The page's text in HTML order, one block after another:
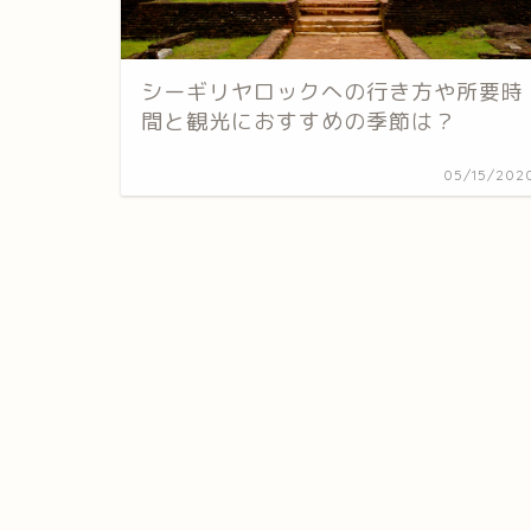
シーギリヤロックへの行き方や所要時
間と観光におすすめの季節は？
05/15/